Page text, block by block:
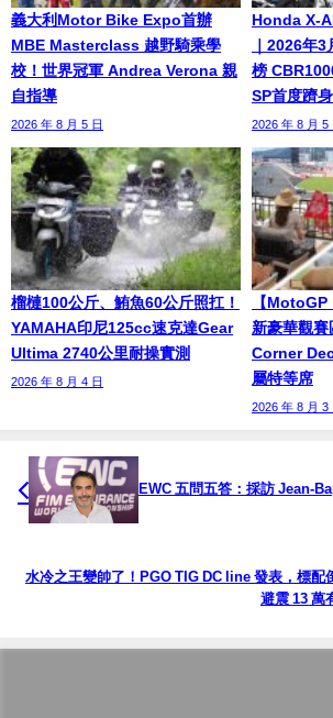
義大利Motor Bike Expo首辦
MBE Masterclass 越野騎乘學
校！世界冠軍 Andrea Verona 親
自指導
2026 年 8 月 5 日
Honda X-
｜2026年
榜
SP首度躋
2026 年 8 月 5
榴槤100公斤、鮪魚60公斤照扛！
YAMAHA印尼125cc速克達Gear
Ultima 2740公里耐操實測
2026 年 8 月 4 日
【
新豪華觀
Corner
屬特等席
2026 年 8 月 3
EWC 五問五答：採訪 Jean-
水冷之王變帥了！PGO TIG DC line 發表，標配
避震 13 萬